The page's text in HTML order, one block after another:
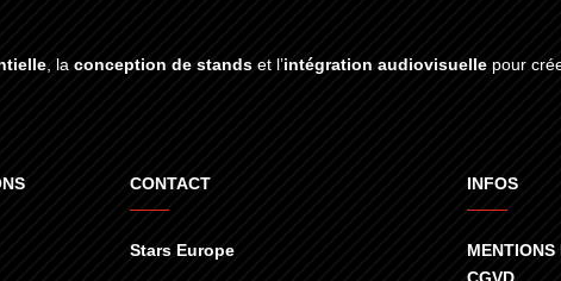
, laconception de stands et l’intégration audiovisuelle pour
CONTACT
Stars Europe
INFOS
CGVD